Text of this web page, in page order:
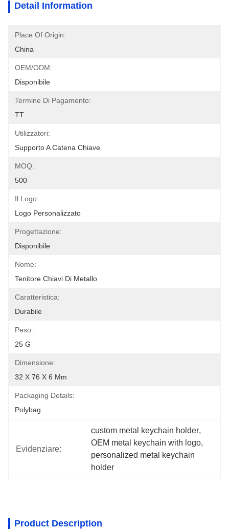
Detail Information
Place Of Origin:
China
OEM/ODM:
Disponibile
Termine Di Pagamento:
TT
Utilizzatori:
Supporto A Catena Chiave
MOQ:
500
Il Logo:
Logo Personalizzato
Progettazione:
Disponibile
Nome:
Tenitore Chiavi Di Metallo
Caratteristica:
Durabile
Peso:
25 G
Dimensione:
32 X 76 X 6 Mm
Packaging Details:
Polybag
Evidenziare:
custom metal keychain holder,
OEM metal keychain with logo,
personalized metal keychain
holder
Product Description